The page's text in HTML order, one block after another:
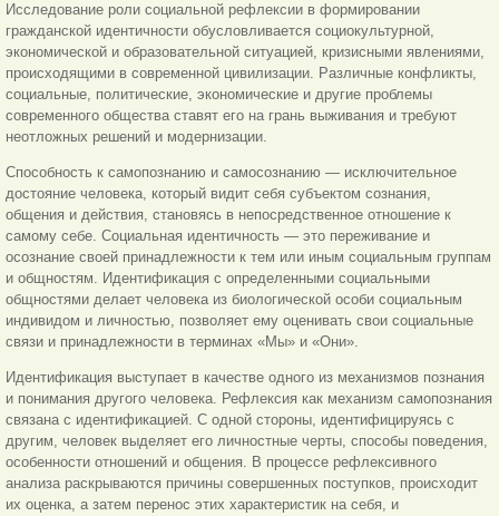
Исследование роли социальной рефлексии в формировании
гражданской идентичности обусловливается социокультурной,
экономической и образовательной ситуацией, кризисными явлениями,
происходящими в современной цивилизации. Различные конфликты,
социальные, политические, экономические и другие проблемы
современного общества ставят его на грань выживания и требуют
неотложных решений и модернизации.
Способность к самопознанию и самосознанию — исключительное
достояние человека, который видит себя субъектом сознания,
общения и действия, становясь в непосредственное отношение к
самому себе. Социальная идентичность — это переживание и
осознание своей принадлежности к тем или иным социальным группам
и общностям. Идентификация с определенными социальными
общностями делает человека из биологической особи социальным
индивидом и личностью, позволяет ему оценивать свои социальные
связи и принадлежности в терминах «Мы» и «Они».
Идентификация выступает в качестве одного из механизмов познания
и понимания другого человека. Рефлексия как механизм самопознания
связана с идентификацией. С одной стороны, идентифицируясь с
другим, человек выделяет его личностные черты, способы поведения,
особенности отношений и общения. В процессе рефлексивного
анализа раскрываются причины совершенных поступков, происходит
их оценка, а затем перенос этих характеристик на себя, и